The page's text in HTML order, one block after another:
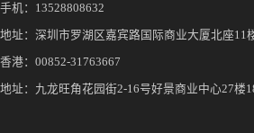
手机： 13528808632
地址：深圳市罗湖区嘉宾路国际商业大厦北座11
香港：00852-31763667
地址：九龙旺角花园街2-16号好景商业中心27楼